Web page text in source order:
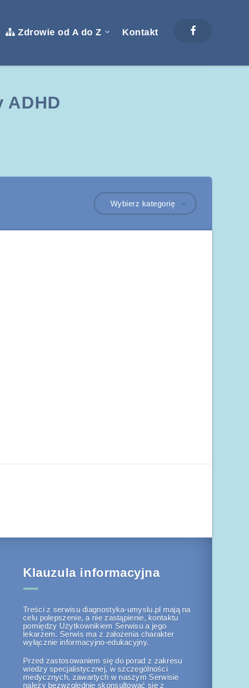
Zdrowie od A do Z Kontakt
ADHD
Wybierz kategorię
Klauzula informacyjna
Treści z serwisu diagnostyka-umyslu.pl mają na
celu polepszenie, a nie zastąpienie, kontaktu
pomiędzy Użytkownikiem Serwisu a jego
lekarzem. Serwis ma z założenia charakter
wyłącznie informacyjno-edukacyjny.
Przed zastosowaniem się do porad z zakresu
wiedzy specjalistycznej, w szczególności
medycznych, zawartych w naszym Serwisie
należy bezwzględnie skonsultować się z